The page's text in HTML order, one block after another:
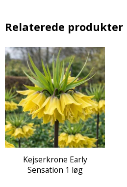
Relaterede produkter
Kejserkrone Early
Sensation 1 løg